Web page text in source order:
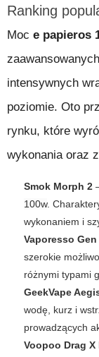
Ranking
Moc e papieros
intensywnych
poziomie. Oto
rynku, które
wykonania oraz
Smok Morph 2
100w.
wykonaniem i
Vaporesso Gen
szerokie
różnymi typami
GeekVape
wodę, kurz i
prowadzących
Voopoo Drag X